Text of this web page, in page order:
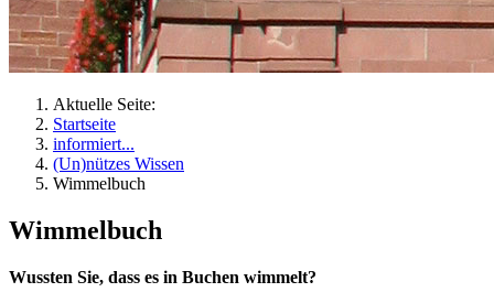
Aktuelle Seite:
Startseite
informiert...
(Un)nützes Wissen
Wimmelbuch
Wimmelbuch
Wussten Sie, dass es in Buchen wimmelt?